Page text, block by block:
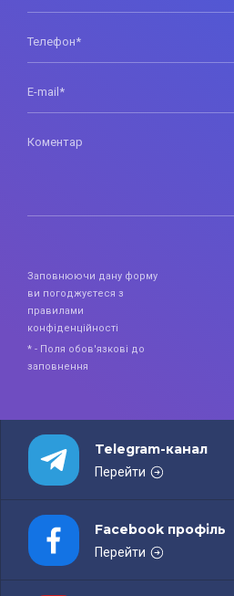
Телефон*
E-mail*
Коментар
Заповнюючи дану форму
ви погоджуєтеся з
правилами
конфіденційності
* - Поля обов'язкові до
заповнення
Telegram-канал
Перейти
Facebook профіль
Перейти